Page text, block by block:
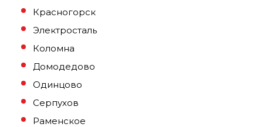
Красногорск
Электросталь
Коломна
Домодедово
Одинцово
Серпухов
Раменское